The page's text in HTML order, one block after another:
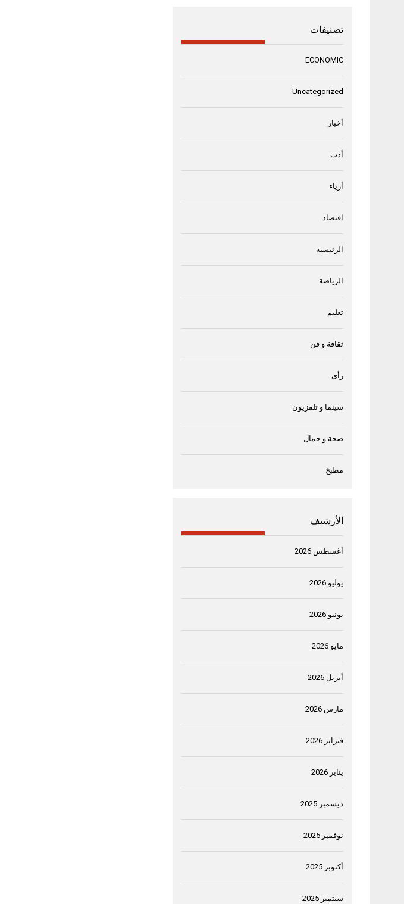
تصنيفات
ECONOMIC
Uncategorized
أخبار
أدب
أزياء
اقتصاد
الرئيسية
الرياضة
تعليم
ثقافة و فن
رأى
سينما و تلفزيون
صحة و جمال
مطبخ
الأرشيف
أغسطس 2026
يوليو 2026
يونيو 2026
مايو 2026
أبريل 2026
مارس 2026
فبراير 2026
يناير 2026
ديسمبر 2025
نوفمبر 2025
أكتوبر 2025
سبتمبر 2025